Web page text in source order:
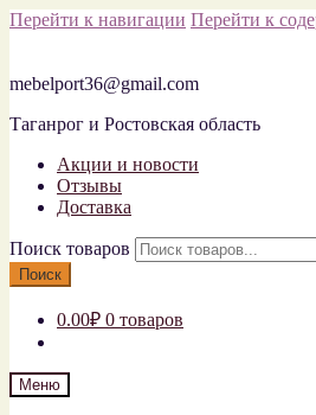
Перейти к навигации Перейти к
mebelport36@gmail.com
Таганрог и Ростовская область
Акции и новости
Отзывы
Доставка
Поиск товаров
Поиск
0.00₽ 0 товаров
Меню